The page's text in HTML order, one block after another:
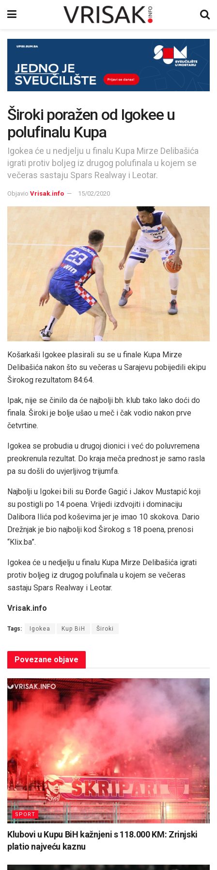
Široki poražen od Igokee u
polufinalu Kupa
Igokea će u nedjelju u finalu Kupa Mirze Delibašića
igrati protiv boljeg iz drugog polufinala u kojem se
večeras sastaju Spars Realway i Leotar.
Objavio Vrisak.info 15/02/2020
Košarkaši Igokee plasirali su se u finale Kupa Mirze
Delibašića nakon što su večeras u Sarajevu pobijedili ekipu
Širokog rezultatom 84:64.
Ipak, nije se činilo da će najbolji bh. klub tako lako doći do
finala. Široki je bolje ušao u meč i čak vodio nakon prve
četvrtine.
Igokea se probudia u drugoj dionici i već do poluvremena
preokrenula rezultat. Do kraja meča prednost je samo rasla
pa su došli do uvjerljivog trijumfa.
Najbolji u Igokei bili su Đorđe Gagić i Jakov Mustapić koji
su postigli po 14 poena. Vrijedi izdvojiti i dominaciju
Dalibora Ilića pod koševima jer je imao 10 skokova. Dario
Drežnjak je bio najbolji kod Širokog s 18 poena, prenosi
“Klix.ba”.
Igokea će u nedjelju u finalu Kupa Mirze Delibašića igrati
protiv boljeg iz drugog polufinala u kojem se večeras
sastaju Spars Realway i Leotar.
Vrisak.info
Tags: Igokea Kup BiH Široki
Povezane objave
SPORT
Klubovi u Kupu BiH kažnjeni s 118.000 KM: Zrinjski
platio najveću kaznu